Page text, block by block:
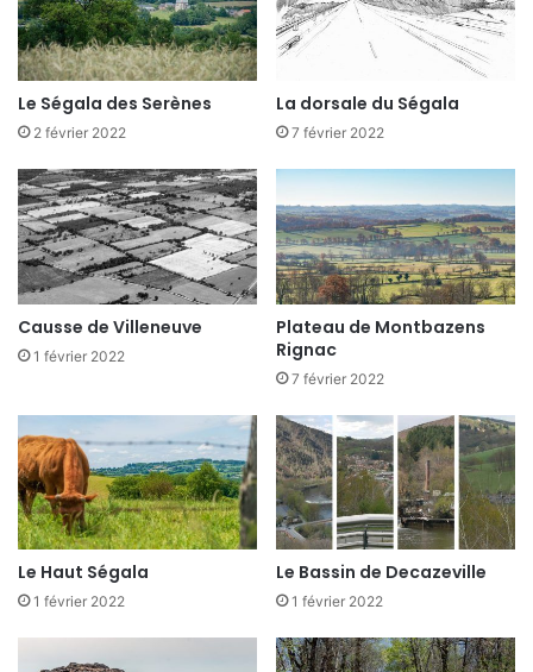
Le Ségala des Serènes
2 février 2022
La dorsale du Ségala
7 février 2022
Causse de Villeneuve
1 février 2022
Plateau de Montbazens
Rignac
7 février 2022
Le Haut Ségala
1 février 2022
Le Bassin de Decazeville
1 février 2022